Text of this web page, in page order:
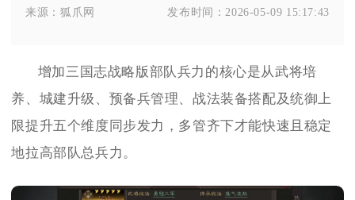
来源：狐爪网 发布时间：2026-05-09 15:17:43
增加三国志战略版部队兵力的核心是从武将培
养、城建升级、预备兵管理、战法装备搭配及统御上
限提升五个维度同步发力，多管齐下才能快速且稳定
地拉高部队总兵力。